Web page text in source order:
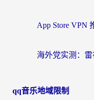
qq音乐地域限制